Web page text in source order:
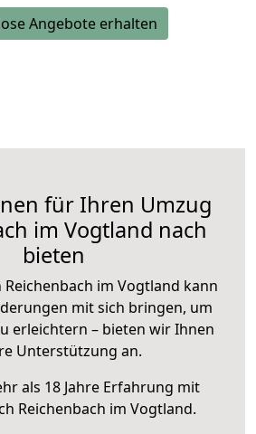
Angebote erhalten
für Ihren Umzug
im Vogtland nach
bieten
Reichenbach im Vogtland kann
mit sich bringen, um
erleichtern – bieten wir Ihnen
Unterstützung an.
als 18 Jahre Erfahrung mit
Reichenbach im Vogtland.